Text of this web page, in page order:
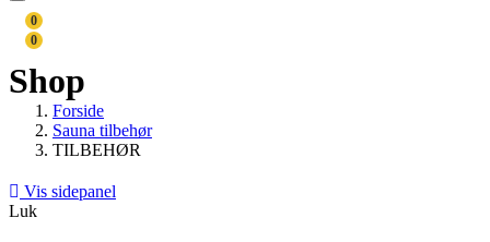
0
0
Shop
Forside
Sauna tilbehør
TILBEHØR
Vis sidepanel
Luk